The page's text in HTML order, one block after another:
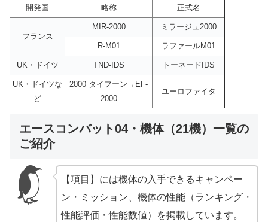
開発国 略称 正式名
フランス
MIR-2000 ミラージュ2000
R-M01 ラファールM01
UK・ドイツ TND-IDS トーネードIDS
UK・ドイツな
ど
2000 タイフーン→EF-
2000
ユーロファイタ
エースコンバット04・機体（21機）一覧の
ご紹介
【項目】には機体の入手できるキャンペー
ン・ミッション、機体の性能（ランキング・
性能評価・性能数値）を掲載しています。